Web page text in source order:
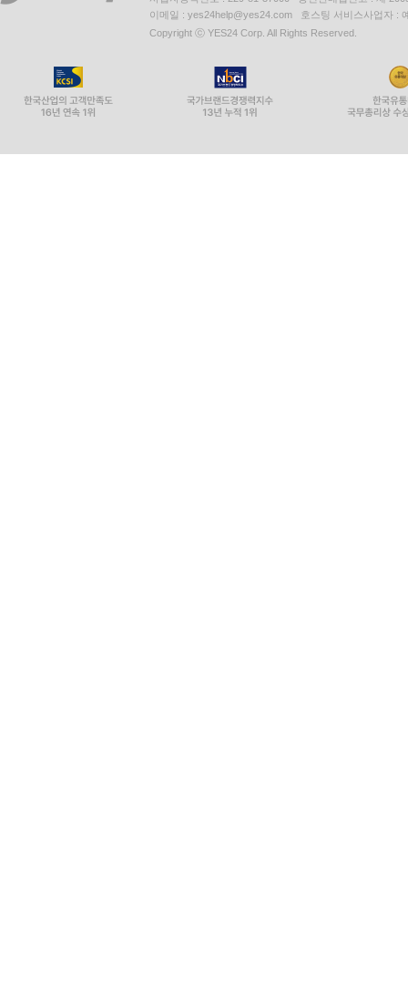
이메일 : yes24help@yes24.com 호스팅 서비스사업자 :
Copyright ⓒ YES24 Corp. All Rights Reserved.